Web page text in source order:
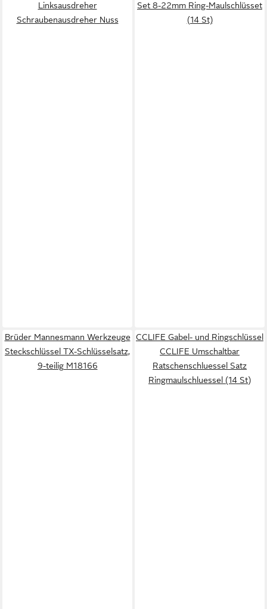
Linksausdreher
Schraubenausdreher Nuss
Set 8-22mm Ring-Maulschlüsset
(14 St)
Brüder Mannesmann Werkzeuge
Steckschlüssel TX-Schlüsselsatz,
9-teilig M18166
CCLIFE Gabel- und Ringschlüssel
CCLIFE Umschaltbar
Ratschenschluessel Satz
Ringmaulschluessel (14 St)